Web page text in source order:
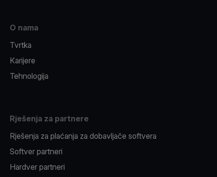
O nama
Tvrtka
Karijere
Tehnologija
Rješenja za partnere
Rješenja za plaćanja za dobavljače softvera
Softver partneri
Hardver partneri